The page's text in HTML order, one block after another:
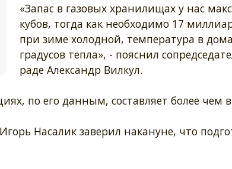
«Запас в газовых хранилищах у нас
кубов, тогда как необходимо 17
при зиме холодной, температура в
градусов тепла», - пояснил
раде Александр Вилкул.
по его данным, составляет более чем
Насалик заверил накануне, что